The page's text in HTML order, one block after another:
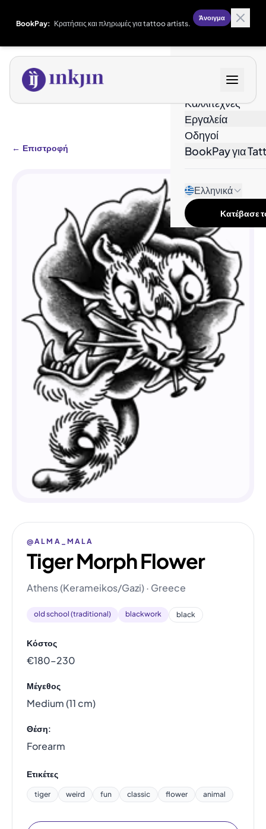
BookPay: Κρατήσεις και πληρωμές για tattoo artists.
Άνοιγμα
Καλλιτέχνες
Εργαλεία
Οδηγοί
BookPay για
Ελληνικά
Κατέβασε
← Επιστροφή
@ALMA_MALA
Tiger Morph Flower
Athens (Kerameikos/Gazi) · Greece
old school (traditional) blackwork black
Κόστος
€180–230
Μέγεθος
Medium (11 cm)
Θέση:
Forearm
Ετικέτες
tiger weird fun classic flower animal